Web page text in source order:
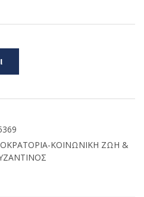
ΚΟΙΝΩΝΙΚΗ ΖΩΗ &